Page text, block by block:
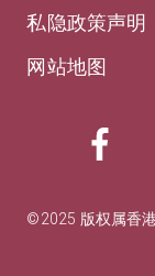
©2025 版权属香
私隐政策声明
网站地图